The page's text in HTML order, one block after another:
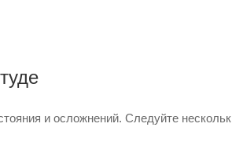
и осложнений. Следуйте